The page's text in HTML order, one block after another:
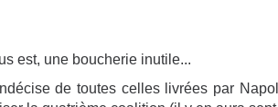
est, une boucherie inutile...
de toutes celles livrées par